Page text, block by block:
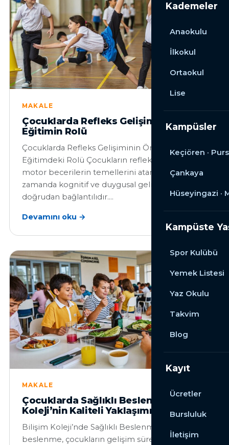
Kademeler
Anaokulu
İlkokul
Ortaokul
Lise
Kampüsler
Keçiören ·
Çankaya
Hüseyingazi ·
Kampüste
Spor Kulübü
Yemek Listesi
Yaz Okulu
Takvim
Blog
Kayıt
Ücretler
Bursluluk
İletişim
MAKALE
Çocuklarda Refleks Gelişimi ve
Eğitimin Rolü
Çocuklarda Refleks Gelişiminin Önemi ve
Eğitimdeki Rolü Çocukların refleks gelişimi,
motor becerilerin temellerini atarken, aynı
zamanda kognitif ve duygusal gelişimle
doğrudan bağlantılıdır.…
Devamını oku →
MAKALE
Çocuklarda Sağlıklı Beslenme: Bilişim
Koleji’nin Kaliteli Yaklaşımı
Bilişim Koleji’nde Sağlıklı Beslenme Sağlıklı
beslenme, çocukların gelişim süreçlerinde